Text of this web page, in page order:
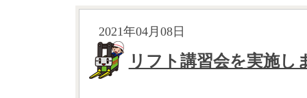
2021年04月08日
リフト講習会を実施し